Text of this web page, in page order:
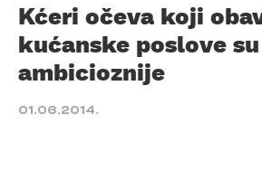
Kćeri očeva koji
kućanske poslove su
ambicioznije
01.06.2014.